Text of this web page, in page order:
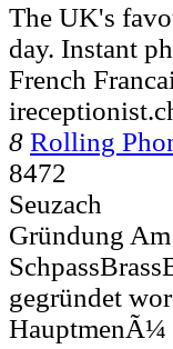
The UK's
day. Instant
French
8 Rolling
8472
Seuzach
Gründung
gegründet
HauptmenÃ¼